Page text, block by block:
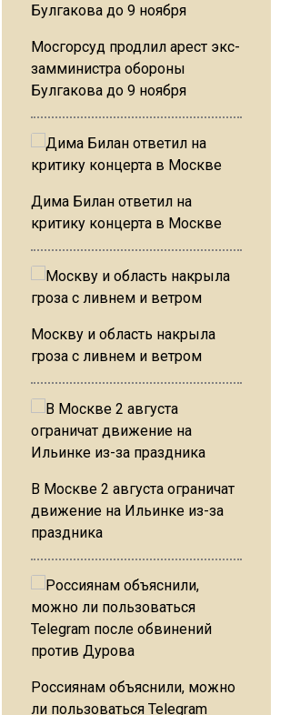
Мосгорсуд продлил арест экс-
замминистра обороны
Булгакова до 9 ноября
Дима Билан ответил на
критику концерта в Москве
Москву и область накрыла
гроза с ливнем и ветром
В Москве 2 августа ограничат
движение на Ильинке из-за
праздника
Россиянам объяснили, можно
ли пользоваться Telegram